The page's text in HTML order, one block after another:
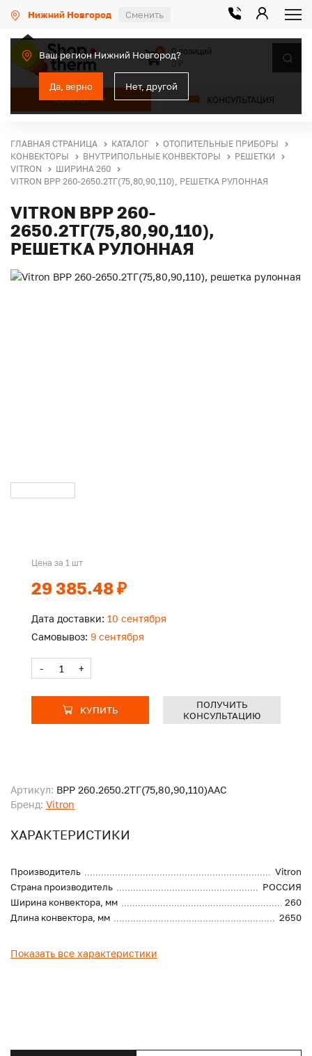
Нижний Новгород Сменить
Ваш регион Нижний Новгород?
Да, верно Нет, другой
КАТАЛОГ КОНСУЛЬТАЦИЯ
0
0 позиций
ГЛАВНАЯ СТРАНИЦА КАТАЛОГ
ОТОПИТЕЛЬНЫЕ ПРИБОРЫ
КОНВЕКТОРЫ
ВНУТРИПОЛЬНЫЕ КОНВЕКТОРЫ
РЕШЕТКИ
VITRON
ШИРИНА 260
VITRON ВРР 260-2650.2ТГ(75,80,90,110), РЕШЕТКА РУЛОННАЯ
VITRON ВРР 260-
2650.2ТГ(75,80,90,110),
РЕШЕТКА РУЛОННАЯ
Артикул: ВРР 260.2650.2ТГ(75,80,90,110)ААС
Бренд: Vitron
ХАРАКТЕРИСТИКИ
Производитель
Vitron
Страна производитель
РОССИЯ
Ширина конвектора, мм
260
Длина конвектора, мм
2650
Показать все характеристики
Цена за 1 шт
29 385.48 ₽
Дата доставки: 10 сентября
Самовывоз: 9 сентября
- +
КУПИТЬ
ПОЛУЧИТЬ
КОНСУЛЬТАЦИЮ